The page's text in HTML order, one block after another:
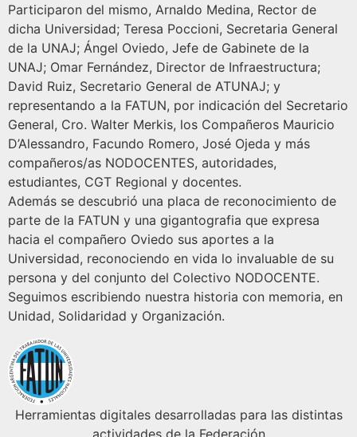
Participaron del mismo, Arnaldo Medina, Rector de
dicha Universidad; Teresa Poccioni, Secretaria General
de la UNAJ; Ángel Oviedo, Jefe de Gabinete de la
UNAJ; Omar Fernández, Director de Infraestructura;
David Ruiz, Secretario General de ATUNAJ; y
representando a la FATUN, por indicación del Secretario
General, Cro. Walter Merkis, los Compañeros Mauricio
D’Alessandro, Facundo Romero, José Ojeda y más
compañeros/as NODOCENTES, autoridades,
estudiantes, CGT Regional y docentes.
Además se descubrió una placa de reconocimiento de
parte de la FATUN y una gigantografia que expresa
hacia el compañero Oviedo sus aportes a la
Universidad, reconociendo en vida lo invaluable de su
persona y del conjunto del Colectivo NODOCENTE.
Seguimos escribiendo nuestra historia con memoria, en
Unidad, Solidaridad y Organización.
Herramientas digitales desarrolladas para las distintas